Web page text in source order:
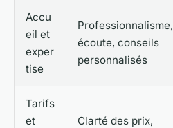
Accu
eil et
exper
tise
Professionnalisme,
écoute, conseils
personnalisés
Tarifs
et
Clarté des prix,